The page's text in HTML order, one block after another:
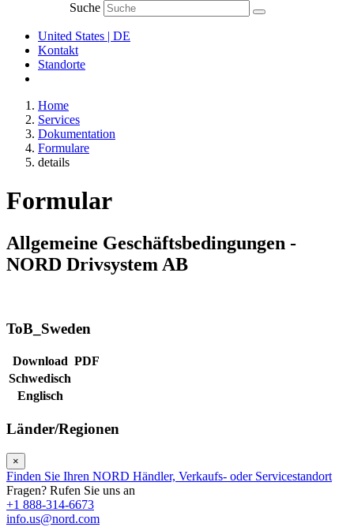
Suche
United States | DE
Kontakt
Standorte
Home
Services
Dokumentation
Formulare
details
Formular
Allgemeine Geschäftsbedingungen -
NORD Drivsystem AB
ToB_Sweden
Download PDF
Schwedisch
Englisch
Länder/Regionen
×
Finden Sie Ihren NORD Händler, Verkaufs- oder Servicestandort
Fragen? Rufen Sie uns an
+1 888-314-6673
info.us@nord.com